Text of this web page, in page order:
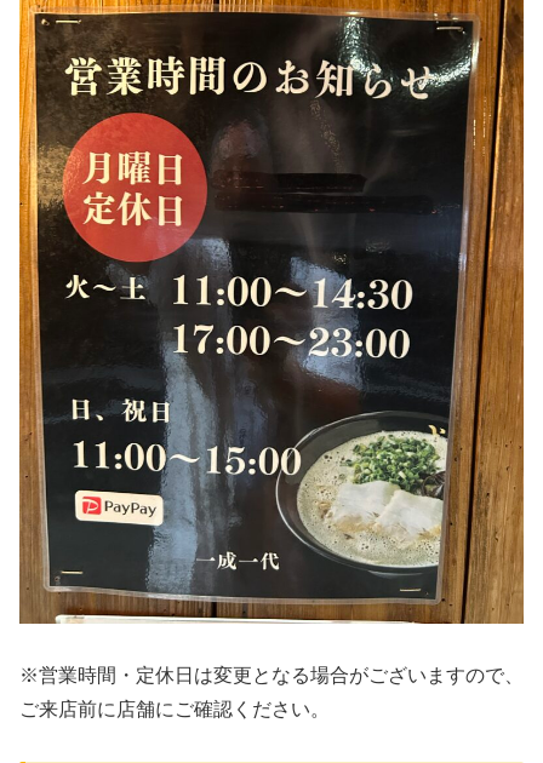
※営業時間・定休日は変更となる場合がございますので、
ご来店前に店舗にご確認ください。